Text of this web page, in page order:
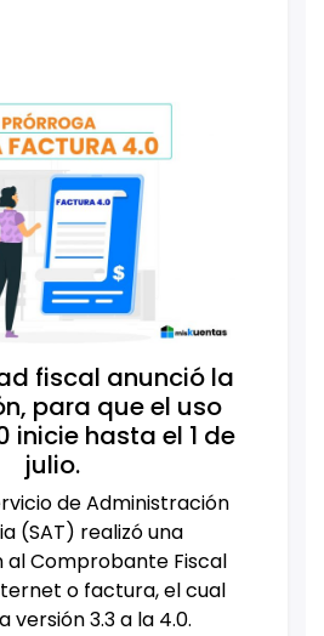
fiscal anunció la
para que el uso
inicie hasta el 1 de
julio.
de Administración
(SAT) realizó una
al Comprobante Fiscal
o factura, el cual
versión 3.3 a la 4.0.